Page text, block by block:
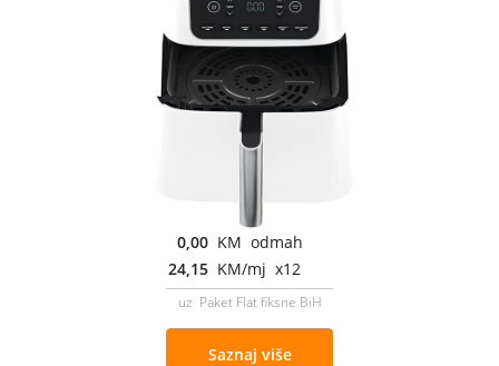
0,00 KM odmah
24,15 KM/mj x12
uz Paket Flat fiksne BiH
Saznaj više